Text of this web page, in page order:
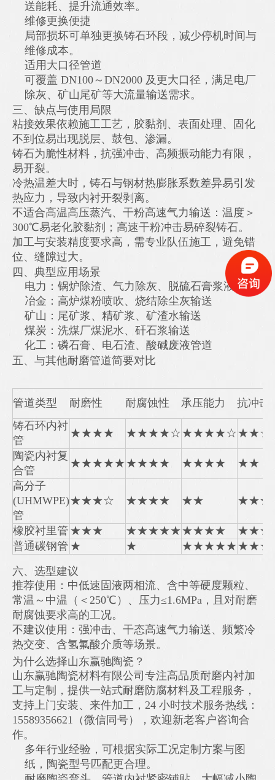
送能耗、提升流通效率。
维修更换便捷
局部损坏可单独更换铸石环段，减少停机时间与
维修成本。
适用大口径管道
可覆盖 DN100～DN2000 及更大口径，满足电厂
除灰、矿山尾矿等大流量输送需求。
三、缺点与使用局限
粘接效果依赖施工工艺，胶黏剂、表面处理、固化
不到位易出现脱层、鼓包、渗漏。
铸石为脆性材料，抗强冲击、高频振动能力有限，
易开裂。
冷热温差大时，铸石与钢材热膨胀系数差异易引发
热应力，导致内衬开裂剥离。
不适合高温高压蒸汽、干粉高速气力输送：温度＞
300℃易老化胶黏剂；高速干粉冲击易碎裂铸石。
加工与安装精度要求高，需专业队伍施工，避免错
位、缝隙过大。
四、典型应用场景
电力：锅炉除渣、气力除灰、脱硫石膏浆液输送
冶金：高炉煤粉喷吹、烧结除尘灰输送
矿山：尾矿浆、精矿浆、矿渣水输送
煤炭：洗煤厂煤泥水、矸石浆输送
化工：磷石膏、电石渣、酸碱废液管道
五、与其他耐磨管道简要对比
管道类型 耐磨性 耐腐蚀性 承压能力
抗冲击
铸石环内衬
管
★★★★ ★★★★☆★★★★☆★★☆
陶瓷内衬复
合管
★★★★★★★★★ ★★★★
★★
高分子
(UHMWPE)
管
★★★☆ ★★★★ ★★
橡胶衬里管 ★★★ ★★★★★★★★★
普通碳钢管 ★ ★ ★★★★★
六、选型建议
推荐使用：中低速固液两相流、含中等硬度颗粒、
常温～中温（＜250℃）、压力≤1.6MPa，且对耐磨
耐腐蚀要求高的工况。
不建议使用：强冲击、干态高速气力输送、频繁冷
热交变、含氢氟酸介质等场景。
为什么选择山东赢驰陶瓷？
山东赢驰陶瓷材料有限公司专注高品质耐磨内衬加
工与定制，提供一站式耐磨防腐材料及工程服务，
支持上门安装、来件加工，24 小时技术服务热线：
15589356621（微信同号），欢迎新老客户咨询合
作。
多年行业经验，可根据实际工况定制方案与图
纸，陶瓷型号匹配更合理。